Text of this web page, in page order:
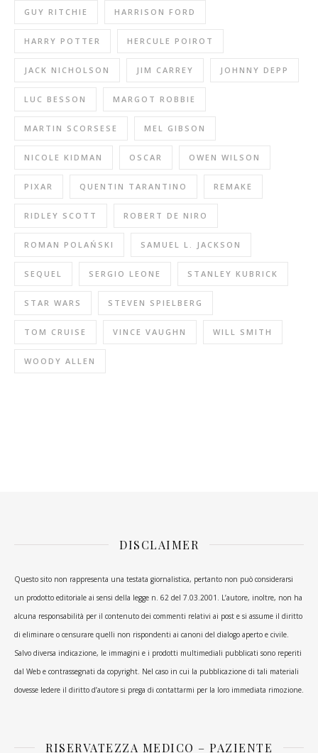
GUY RITCHIE HARRISON FORD
HARRY POTTER HERCULE POIROT
JACK NICHOLSON JIM CARREY JOHNNY DEPP
LUC BESSON MARGOT ROBBIE
MARTIN SCORSESE MEL GIBSON
NICOLE KIDMAN OSCAR OWEN WILSON
PIXAR QUENTIN TARANTINO REMAKE
RIDLEY SCOTT ROBERT DE NIRO
ROMAN POLAŃSKI SAMUEL L. JACKSON
SEQUEL SERGIO LEONE STANLEY KUBRICK
STAR WARS STEVEN SPIELBERG
TOM CRUISE VINCE VAUGHN WILL SMITH
WOODY ALLEN
DISCLAIMER
Questo sito non rappresenta una testata giornalistica, pertanto non può considerarsi
un prodotto editoriale ai sensi della legge n. 62 del 7.03.2001. L’autore, inoltre, non ha
alcuna responsabilità per il contenuto dei commenti relativi ai post e si assume il diritto
di eliminare o censurare quelli non rispondenti ai canoni del dialogo aperto e civile.
Salvo diversa indicazione, le immagini e i prodotti multimediali pubblicati sono reperiti
dal Web e contrassegnati da copyright. Nel caso in cui la pubblicazione di tali materiali
dovesse ledere il diritto d’autore si prega di contattarmi per la loro immediata rimozione.
RISERVATEZZA MEDICO – PAZIENTE